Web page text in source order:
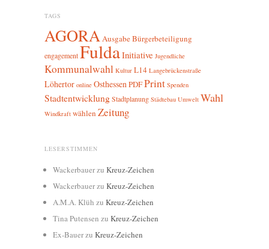
TAGS
AGORAAusgabeBürgerbeteiligung
engagementFuldaInitiative Jugendliche
Kommunalwahl Kultur L14 Langebrückenstraße
Löhertor online OsthessenPDFPrint Spenden
StadtentwicklungStadtplanung Städtebau Umwelt Wahl
Windkraft wählen Zeitung
LESERSTIMMEN
Wackerbauerzu Kreuz-Zeichen
Wackerbauerzu Kreuz-Zeichen
A.M.A. Klüh zu Kreuz-Zeichen
Tina Putensen zu Kreuz-Zeichen
Ex-Bauerzu Kreuz-Zeichen